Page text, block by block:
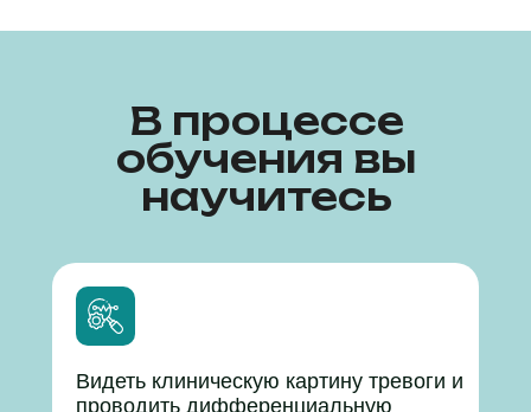
В процессе
обучения вы
научитесь
Видеть клиническую картину тревоги и
проводить дифференциальную